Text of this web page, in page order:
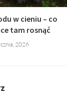
w cieniu – co
tam rosnąć
2026